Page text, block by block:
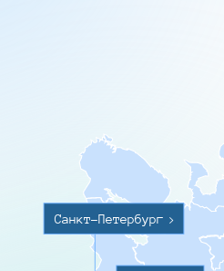
Санкт-Петербург >